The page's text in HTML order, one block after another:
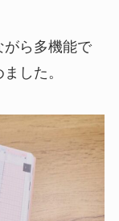
がら多機能で
した。